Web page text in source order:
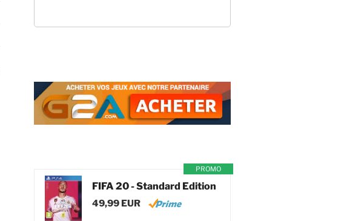
PROMO
FIFA 20 - Standard Edition
49,99 EUR